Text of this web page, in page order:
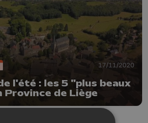
17/11/2020
l'été : les 5 "plus beaux
Province de Liège